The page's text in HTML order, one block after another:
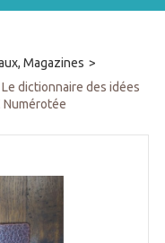
Magazines >
dictionnaire des idées
Numérotée